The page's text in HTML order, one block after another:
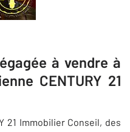
à vendre à
CENTURY 21
21 Immobilier Conseil, des